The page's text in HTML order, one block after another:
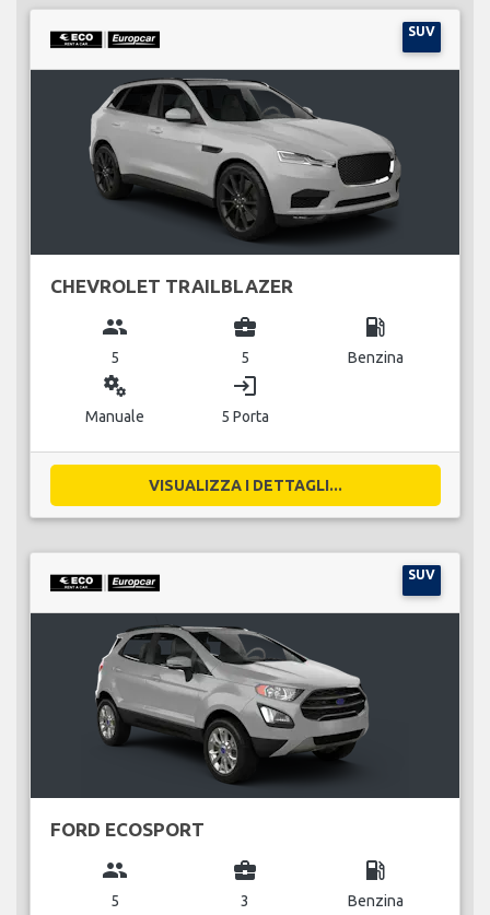
SUV
CHEVROLET TRAILBLAZER
group
5
business_center
5
local_gas_station
Benzina
miscellaneous_services
Manuale
login
5 Porta
VISUALIZZA I DETTAGLI...
SUV
FORD ECOSPORT
group
5
business_center
3
local_gas_station
Benzina